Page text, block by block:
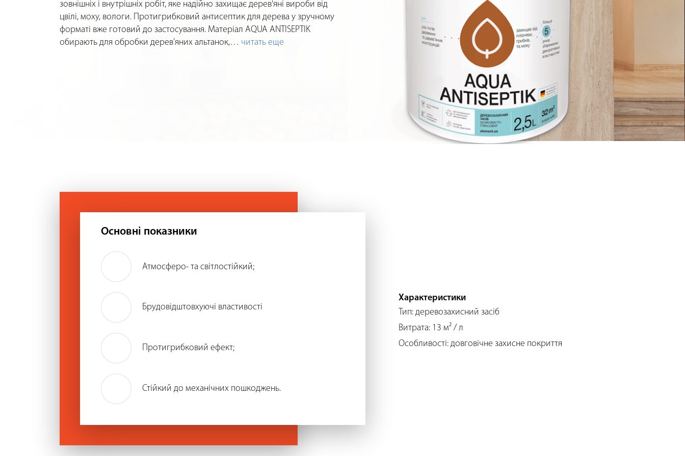
зовнішніх і внутрішніх робіт, яке надійно захищає дерев'яні вироби від
цвілі, моху, вологи. Протигрибковий антисептик для дерева у зручному
форматі вже готовий до застосування. Матеріал AQUA ANTISEPTIK
обирають для обробки дерев’яних альтанок,… читать еще
Основні показники
Атмосферо- та світлостійкий;
Брудовідштовхуючі властивості
Протигрибковий ефект;
Стійкий до механічних пошкоджень.
Характеристики
Тип: деревозахисний засіб
Витрата: 13 м² / л
Особливості: довговічне захисне покриття